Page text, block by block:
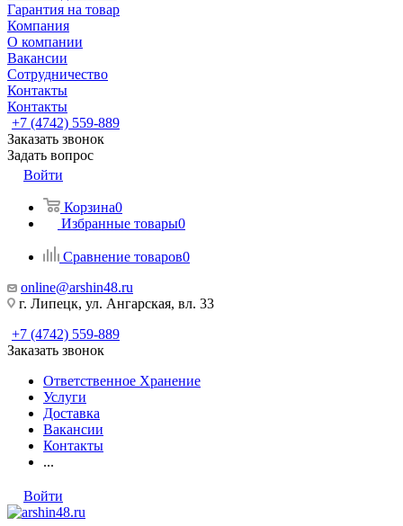
Гарантия на товар
Компания
О компании
Вакансии
Сотрудничество
Контакты
Контакты
+7 (4742) 559-889
Заказать звонок
Задать вопрос
Войти
Корзина0
Избранные товары0
Сравнение товаров0
online@arshin48.ru
г. Липецк, ул. Ангарская, вл. 33
+7 (4742) 559-889
Заказать звонок
Ответственное Хранение
Услуги
Доставка
Вакансии
Контакты
...
Войти